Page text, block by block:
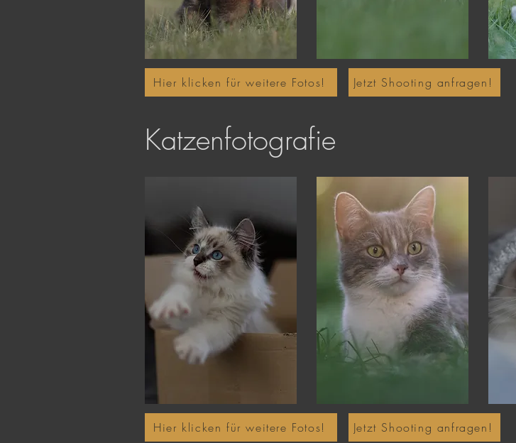
Hier klicken für weitere Fotos! Jetzt Shooting anfragen!
Katzenfotografie
Hier klicken für weitere Fotos! Jetzt Shooting anfragen!